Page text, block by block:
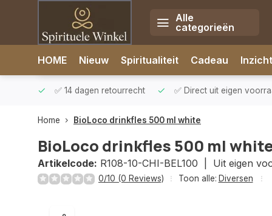
Alle
categorieën
HOME Nieuw Spiritualiteit Cadeau
✅ 14 dagen retourrecht ✅ Direct uit eigen
Home BioLoco drinkfles 500 ml white
BioLoco drinkfles 500 ml
Artikelcode: R108-10-CHI-BEL100 | Uit eigen
0/10 (0 Reviews) Toon alle: Diversen